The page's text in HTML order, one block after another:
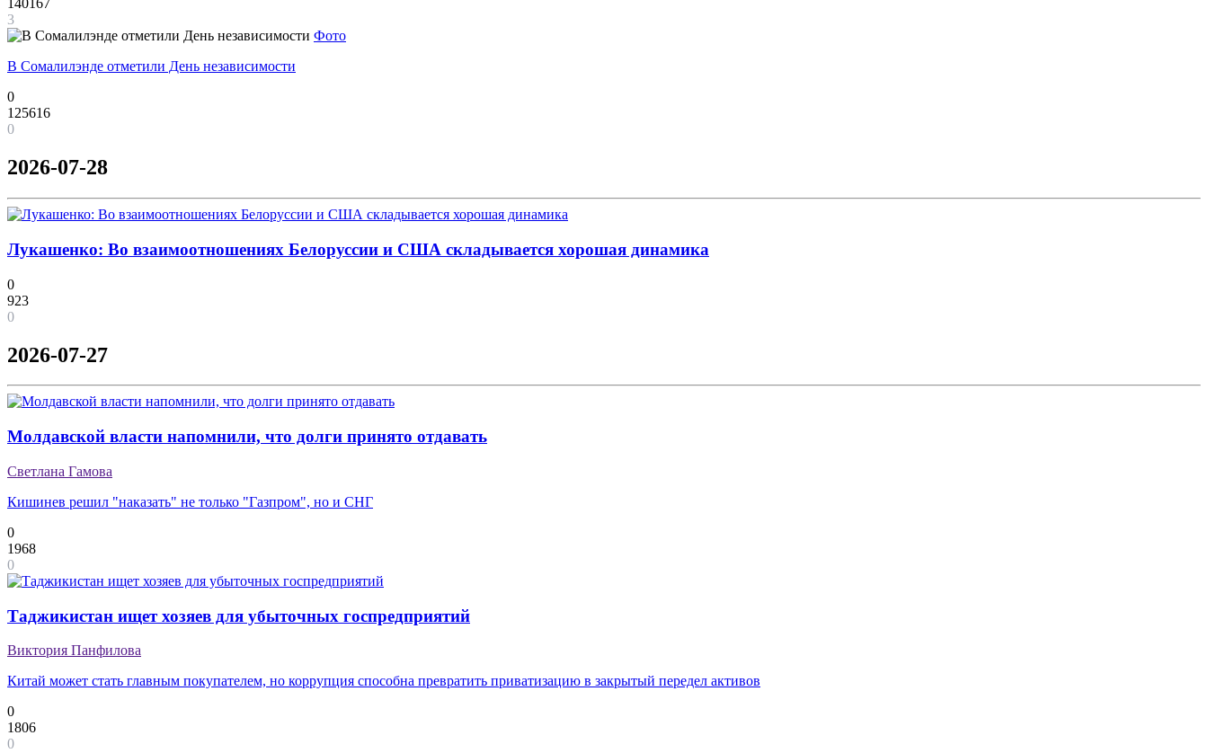
140167
3
Фото
В Сомалилэнде отметили День независимости
0
125616
0
2026-07-28
Лукашенко: Во взаимоотношениях Белоруссии и США складывается хорошая динамика
0
923
0
2026-07-27
Молдавской власти напомнили, что долги принято отдавать
Светлана Гамова
Кишинев решил "наказать" не только "Газпром", но и СНГ
0
1968
0
Таджикистан ищет хозяев для убыточных госпредприятий
Виктория Панфилова
Китай может стать главным покупателем, но коррупция способна превратить приватизацию в закрытый передел активов
0
1806
0